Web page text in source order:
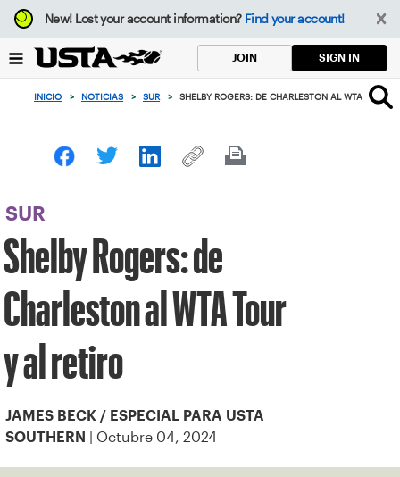
Enfoque
desde
botón
volver
principio
New!Lost your account information? Find your account!
JOIN SIGN IN
INICIO > NOTICIAS > SUR > SHELBY ROGERS: DE CHARLESTON AL WTA TOUR Y
SUR
Shelby Rogers: de
Charleston al WTA Tour
y al retiro
JAMES BECK / ESPECIAL PARA USTA
SOUTHERN | Octubre 04, 2024